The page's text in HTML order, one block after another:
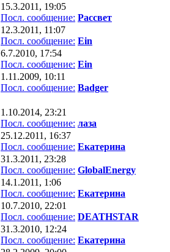
15.3.2011, 19:05
Посл. сообщение: Рассвет
12.3.2011, 11:07
Посл. сообщение: Ein
6.7.2010, 17:54
Посл. сообщение: Ein
1.11.2009, 10:11
Посл. сообщение: Badger
1.10.2014, 23:21
Посл. сообщение: лаза
25.12.2011, 16:37
Посл. сообщение: Екатерина
31.3.2011, 23:28
Посл. сообщение: GlobalEnergy
14.1.2011, 1:06
Посл. сообщение: Екатерина
10.7.2010, 22:01
Посл. сообщение: DEATHSTAR
31.3.2010, 12:24
Посл. сообщение: Екатерина